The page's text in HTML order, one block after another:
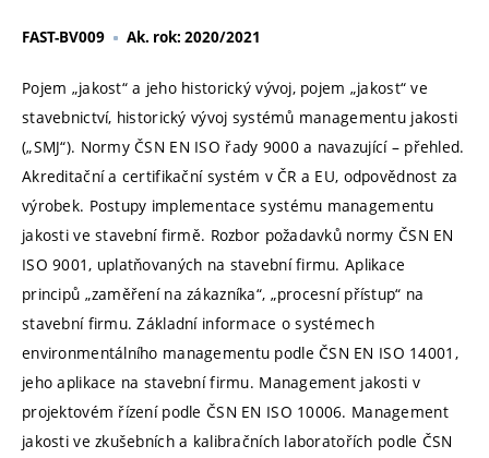
FAST-BV009 Ak. rok: 2020/2021
Pojem „jakost“ a jeho historický vývoj, pojem „jakost“ ve
stavebnictví, historický vývoj systémů managementu jakosti
(„SMJ“). Normy ČSN EN ISO řady 9000 a navazující – přehled.
Akreditační a certifikační systém v ČR a EU, odpovědnost za
výrobek. Postupy implementace systému managementu
jakosti ve stavební firmě. Rozbor požadavků normy ČSN EN
ISO 9001, uplatňovaných na stavební firmu. Aplikace
principů „zaměření na zákazníka“, „procesní přístup“ na
stavební firmu. Základní informace o systémech
environmentálního managementu podle ČSN EN ISO 14001,
jeho aplikace na stavební firmu. Management jakosti v
projektovém řízení podle ČSN EN ISO 10006. Management
jakosti ve zkušebních a kalibračních laboratořích podle ČSN